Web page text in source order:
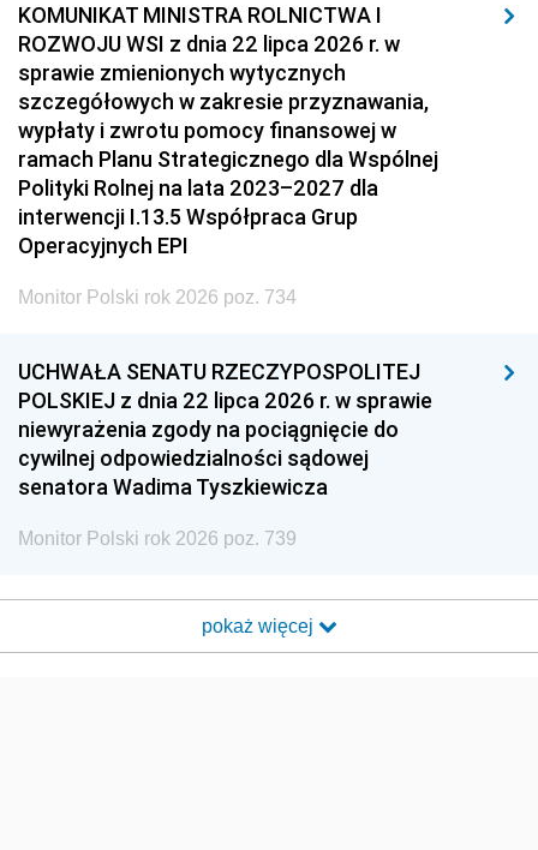
KOMUNIKAT MINISTRA ROLNICTWA I
ROZWOJU WSI z dnia 22 lipca 2026 r. w
sprawie zmienionych wytycznych
szczegółowych w zakresie przyznawania,
wypłaty i zwrotu pomocy finansowej w
ramach Planu Strategicznego dla Wspólnej
Polityki Rolnej na lata 2023–2027 dla
interwencji I.13.5 Współpraca Grup
Operacyjnych EPI
Monitor Polski rok 2026 poz. 734
UCHWAŁA SENATU RZECZYPOSPOLITEJ
POLSKIEJ z dnia 22 lipca 2026 r. w sprawie
niewyrażenia zgody na pociągnięcie do
cywilnej odpowiedzialności sądowej
senatora Wadima Tyszkiewicza
Monitor Polski rok 2026 poz. 739
pokaż więcej